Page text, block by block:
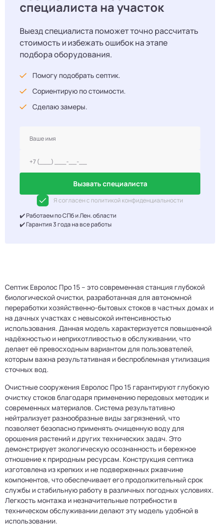
специалиста на участок
Выезд специалиста поможет точно рассчитать
стоимость и избежать ошибок на этапе
подбора оборудования.
Помогу подобрать септик.
Сориентирую по стоимости.
Сделаю замеры.
Вызвать специалиста
Я согласен с политикой конфиденциальности
✔️ Работаем по СПб и Лен. области
✔️ Гарантия 3 года на все работы
Септик Евролос Про 15 – это современная станция глубокой
биологической очистки, разработанная для автономной
переработки хозяйственно-бытовых стоков в частных домах и
на дачных участках с невысокой интенсивностью
использования. Данная модель характеризуется повышенной
надёжностью и неприхотливостью в обслуживании, что
делает её превосходным вариантом для пользователей,
которым важна результативная и беспроблемная утилизация
сточных вод.
Очистные сооружения Евролос Про 15 гарантируют глубокую
очистку стоков благодаря применению передовых методик и
современных материалов. Система результативно
нейтрализует разнообразные виды загрязнений, что
позволяет безопасно применять очищенную воду для
орошения растений и других технических задач. Это
демонстрирует экологическую осознанность и бережное
отношение к природным ресурсам. Конструкция септика
изготовлена из крепких и не подверженных ржавчине
компонентов, что обеспечивает его продолжительный срок
службы и стабильную работу в различных погодных условиях.
Легкость монтажа и незначительные потребности в
техническом обслуживании делают эту модель удобной в
использовании.